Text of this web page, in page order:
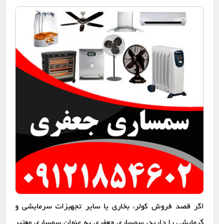
اگر قصد فروش کولر، بخاری یا سایر تجهیزات سرمایشی و